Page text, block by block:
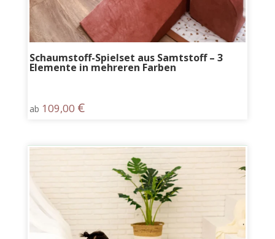
Schaumstoff-Spielset aus Samtstoff – 3
Elemente in mehreren Farben
ab 109,00 €